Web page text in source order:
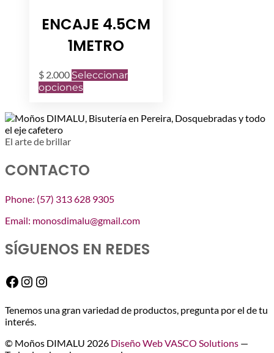
ENCAJE 4.5CM
1METRO
$ 2.000 Seleccionar
opcionesEste
múltiples
se
pueden
en
página
producto
El arte de brillar
CONTACTO
Phone: (57) 313 628 9305
Email: monosdimalu@gmail.com
SÍGUENOS EN REDES
Facebook
Instagram
Instagram
Tenemos una gran variedad de productos, pregunta por el de tu
interés.
© Moños DIMALU 2026 Diseño Web VASCO Solutions —